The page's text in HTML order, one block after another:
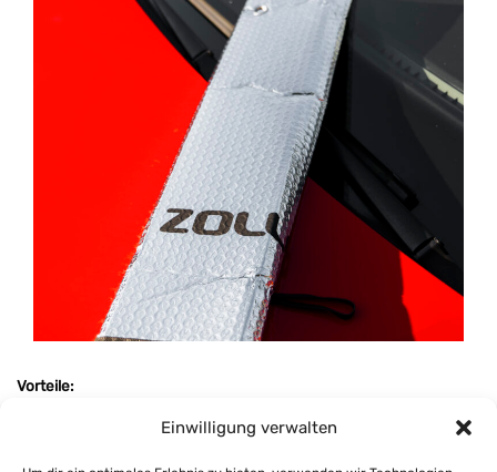
Einwilligung verwalten
Vorteile:
Reduziert die Innentemperatur um bis zu 30–40 %